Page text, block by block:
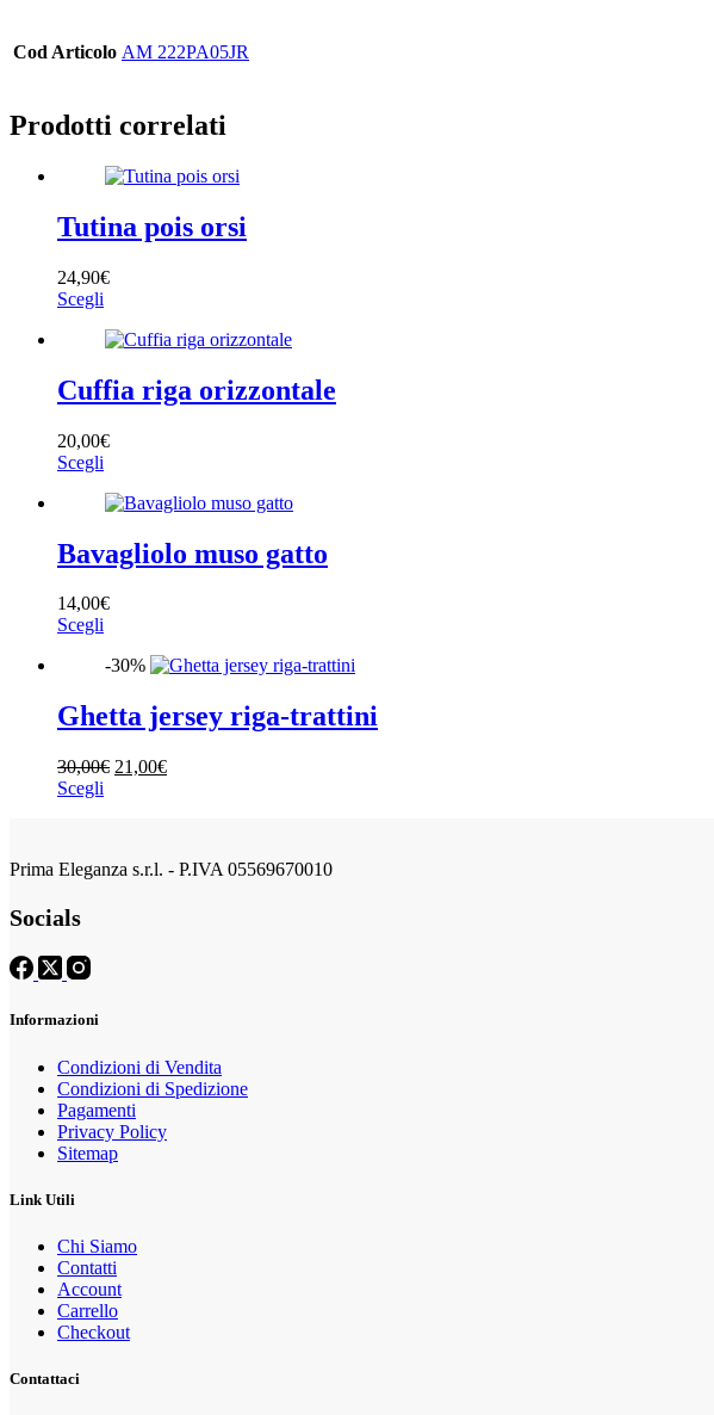
Cod Articolo AM 222PA05JR
Prodotti correlati
Tutina pois orsi
24,90€
Scegli
ha
varianti.
Le
possono
essere
scelte
nella
del
Cuffia riga orizzontale
20,00€
Scegli
ha
varianti.
Le
possono
essere
scelte
nella
del
Bavagliolo muso gatto
14,00€
Scegli
ha
varianti.
Le
possono
essere
del
-30%
Ghetta jersey riga-trattini
30,00€ Il
21,00€Il
Scegli
varianti.
prodotto
Prima Eleganza s.r.l. - P.IVA 05569670010
Socials
Informazioni
Condizioni di Vendita
Condizioni di Spedizione
Pagamenti
Privacy Policy
Sitemap
Link Utili
Chi Siamo
Contatti
Account
Carrello
Checkout
Contattaci